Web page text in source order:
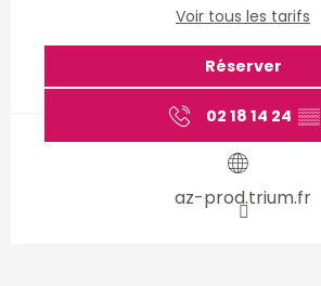
Voir tous les tarifs
Réserver
02 18 14 24 ▒▒
az-prod.trium.fr